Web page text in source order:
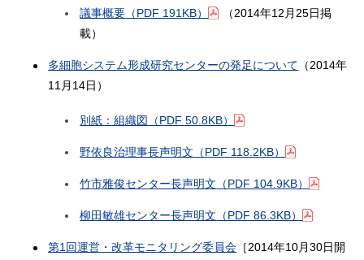
議事概要 （PDF 191KB）
（2014年12月25日掲
載）
多細胞システム形成研究センターの発足について （2014年
11月14日）
別紙：組織図 （PDF 50.8KB）
野依良治理事長声明文 （PDF 118.2KB）
竹市雅俊センター長声明文 （PDF 104.9KB）
柳田敏雄センター長声明文 （PDF 86.3KB）
第1回運営・改革モニタリング委員会 ［2014年10月30日開